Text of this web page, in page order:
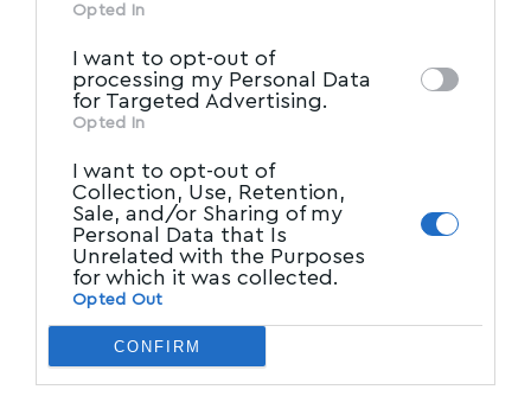
other third parties.
Opted In
I want to opt-out of
processing my Personal Data
for Targeted Advertising.
Opted In
I want to opt-out of
Collection, Use, Retention,
Sale, and/or Sharing of my
Personal Data that Is
Unrelated with the Purposes
for which it was collected.
Opted Out
CONFIRM
Ακολουθήστε το myvolos.net στο
Google News και μάθετε πρώτοι όλες
τις ειδήσεις.